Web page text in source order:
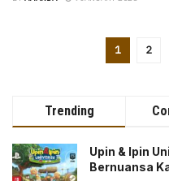
1 2
Trending
Upin & Ipin
Bernuansa